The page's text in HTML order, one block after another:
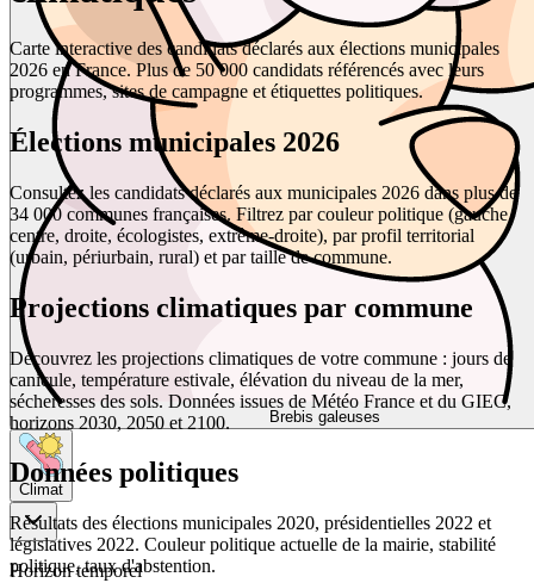
Brebis galeuses
Climat
Horizon temporel
Carte interactive des candidats déclarés aux élections municipales
2026 en France. Plus de 50 000 candidats référencés avec leurs
programmes, sites de campagne et étiquettes politiques.
Élections municipales 2026
Consultez les candidats déclarés aux municipales 2026 dans plus de
34 000 communes françaises. Filtrez par couleur politique (gauche,
centre, droite, écologistes, extrême-droite), par profil territorial
(urbain, périurbain, rural) et par taille de commune.
Projections climatiques par commune
Découvrez les projections climatiques de votre commune : jours de
canicule, température estivale, élévation du niveau de la mer,
sécheresses des sols. Données issues de Météo France et du GIEC,
horizons 2030, 2050 et 2100.
Données politiques
Résultats des élections municipales 2020, présidentielles 2022 et
législatives 2022. Couleur politique actuelle de la mairie, stabilité
politique, taux d'abstention.